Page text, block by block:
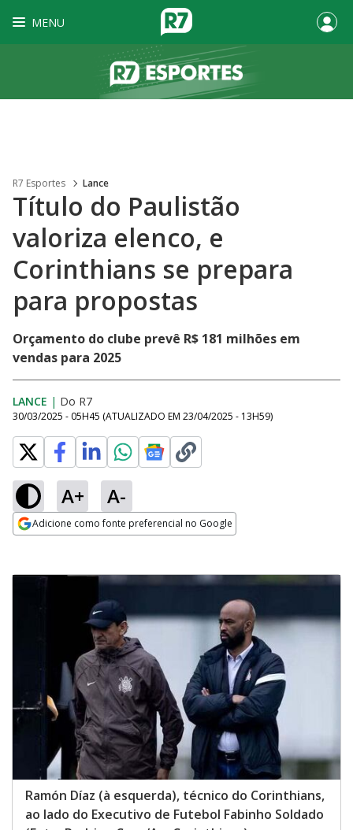
MENU
R7 Esportes Lance
Título do Paulistão
valoriza elenco, e
Corinthians se prepara
para propostas
Orçamento do clube prevê R$ 181 milhões em
vendas para 2025
LANCE | Do R7
30/03/2025 - 05H45 (ATUALIZADO EM 23/04/2025 - 13H59)
A+ A-
Adicione como fonte preferencial no Google
Ramón Díaz (à esquerda), técnico do Corinthians,
ao lado do Executivo de Futebol Fabinho Soldado